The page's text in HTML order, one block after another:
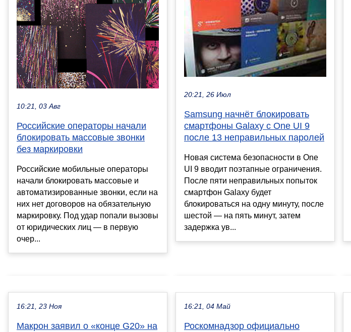
10:21, 03 Авг
Российские операторы начали
блокировать массовые звонки
без маркировки
Российские мобильные операторы
начали блокировать массовые и
автоматизированные звонки, если на
них нет договоров на обязательную
маркировку. Под удар попали вызовы
от юридических лиц — в первую
очер...
20:21, 26 Июл
Samsung начнёт блокировать
смартфоны Galaxy с One UI 9
после 13 неправильных паролей
Новая система безопасности в One
UI 9 вводит поэтапные ограничения.
После пяти неправильных попыток
смартфон Galaxy будет
блокироваться на одну минуту, после
шестой — на пять минут, затем
задержка ув...
16:21, 23 Ноя
Макрон заявил о «конце G20» на
16:21, 04 Май
Роскомнадзор официально